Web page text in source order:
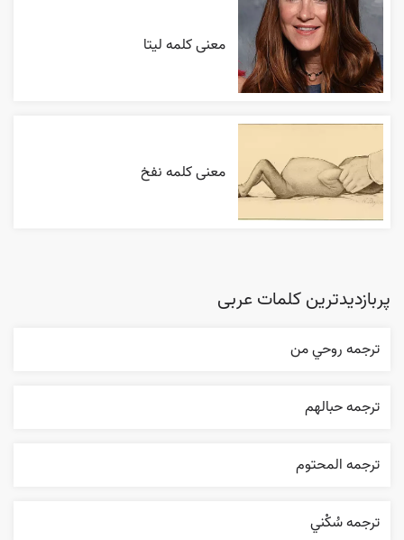
معنی کلمه لیتا
معنی کلمه نفخ
پربازدیدترین کلمات عربی
ترجمه روحي من
ترجمه حبالهم
ترجمه المحتوم
ترجمه سُکْني